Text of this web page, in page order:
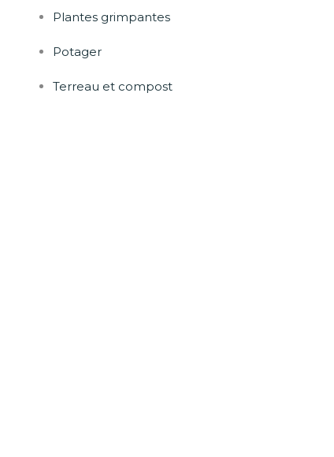
Plantes grimpantes
Potager
Terreau et compost